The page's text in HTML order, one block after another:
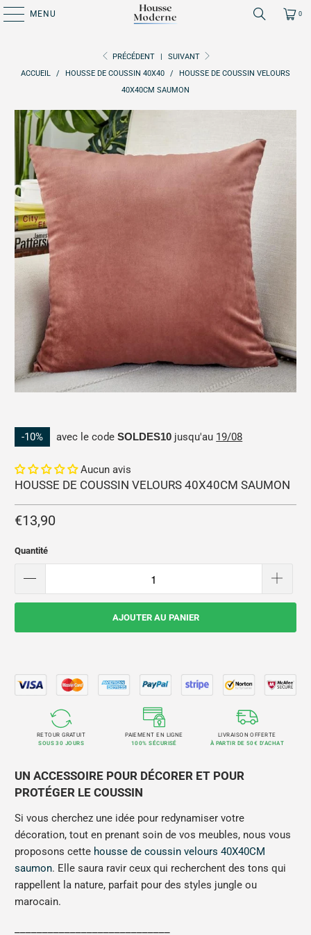
MENU 0
PRÉCÉDENT |
SUIVANT
ACCUEIL
/ HOUSSE DE COUSSIN 40X40 /
HOUSSE DE COUSSIN VELOURS
40X40CM SAUMON
-10% avec le codeSOLDES10 jusqu'au 19/08
Aucun avis
HOUSSE DE COUSSIN VELOURS 40X40CM SAUMON
€13,90
Quantité
AJOUTER AU PANIER
RETOUR GRATUIT
SOUS 30 JOURS
PAIEMENT EN LIGNE
100% SÉCURISÉ
LIVRAISON OFFERTE
À PARTIR DE 50€ D'ACHAT
UN ACCESSOIRE POUR DÉCORER ET POUR
PROTÉGER LE COUSSIN
Si vous cherchez une idée pour redynamiser votre
décoration, tout en prenant soin de vos meubles, nous vous
proposons cette housse de coussin velours 40X40CM
saumon. Elle saura ravir ceux qui recherchent des tons qui
rappellent la nature, parfait pour des styles jungle ou
marocain.